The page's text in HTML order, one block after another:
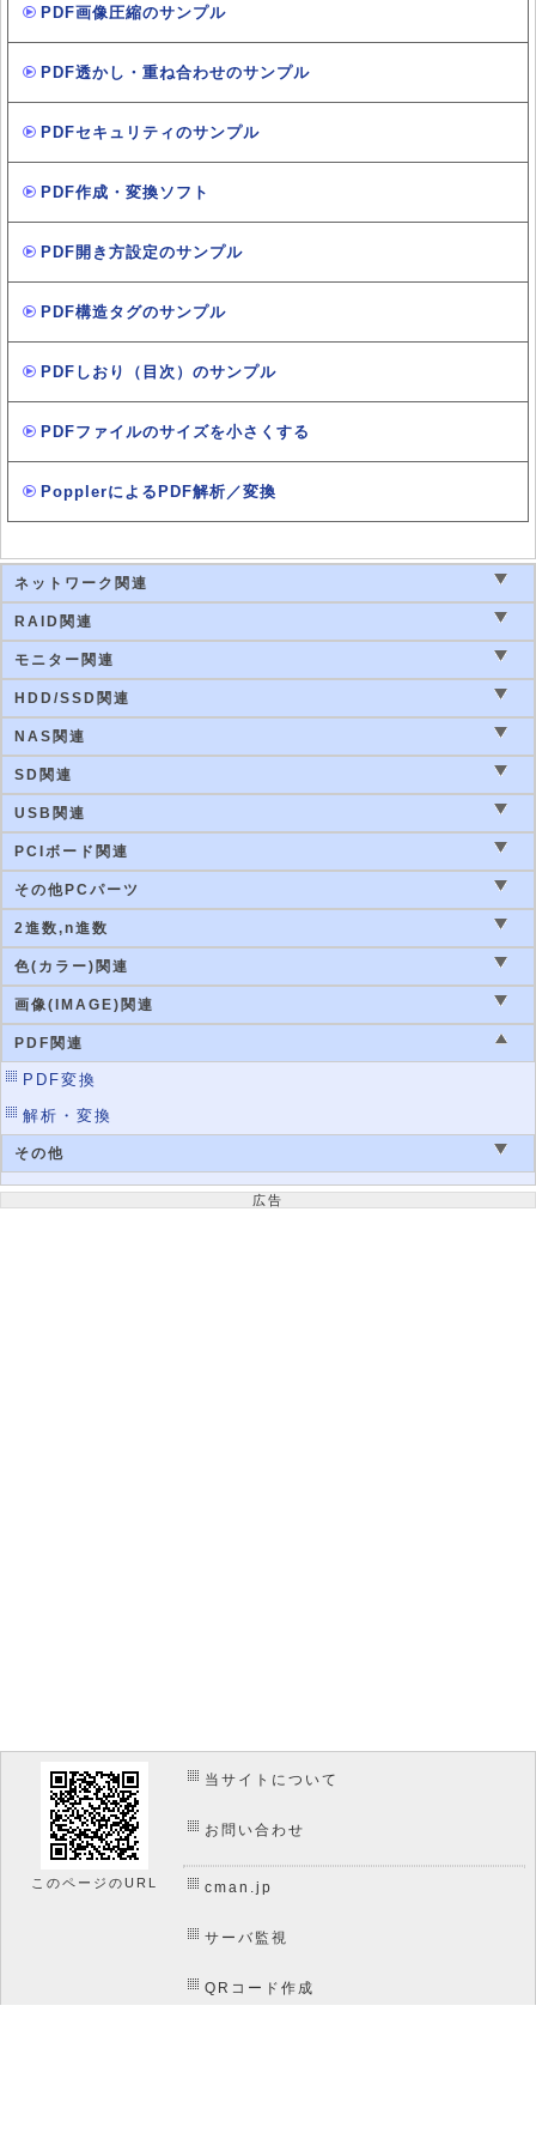
PDF画像圧縮のサンプル
PDF透かし・重ね合わせのサンプル
PDFセキュリティのサンプル
PDF作成・変換ソフト
PDF開き方設定のサンプル
PDF構造タグのサンプル
PDFしおり（目次）のサンプル
PDFファイルのサイズを小さくする
PopplerによるPDF解析／変換
ネットワーク関連
RAID関連
モニター関連
HDD/SSD関連
NAS関連
SD関連
USB関連
PCIボード関連
その他PCパーツ
2進数,n進数
色(カラー)関連
画像(IMAGE)関連
PDF関連
PDF変換
解析・変換
その他
広告
このページのURL
当サイトについて
お問い合わせ
cman.jp
サーバ監視
QRコード作成